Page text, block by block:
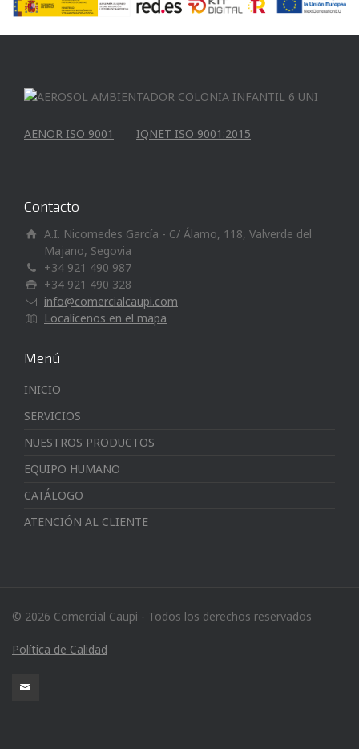
AENOR ISO 9001 IQNET ISO 9001:2015
Contacto
A.I. Nicomedes García - C/ Álamo, 118, Valverde del
Majano, Segovia
+34 921 490 987
+34 921 490 328
info@comercialcaupi.com
Localícenos en el mapa
Menú
INICIO
SERVICIOS
NUESTROS PRODUCTOS
EQUIPO HUMANO
CATÁLOGO
ATENCIÓN AL CLIENTE
© 2026 Comercial Caupi - Todos los derechos reservados
Política de Calidad